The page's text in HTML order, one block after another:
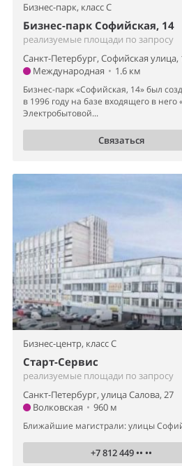
Бизнес-парк, класс C
Бизнес-парк Софийская, 14
реализуемые площади по запросу
Санкт-Петербург, Софийская улица,
Международная • 1.6 км
Бизнес-парк «Софийская, 14» был
в 1996 году на базе входящего в него
Электробытовой...
Связаться
Бизнес-центр, класс C
Старт-Сервис
реализуемые площади по запросу
Санкт-Петербург, улица Салова, 27
Волковская • 960 м
Ближайшие магистрали: улицы
+7 812 449 •• ••